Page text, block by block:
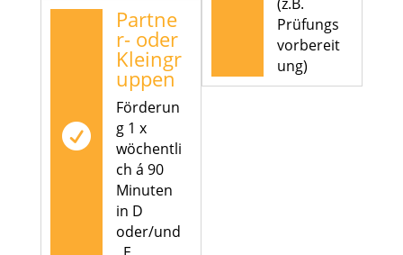

Partne
r- oder
Kleingr
uppen
Förderun
g 1 x
wöchentli
ch á 90
Minuten
in D
oder/und
Prüfungs
vorbereit
ung)